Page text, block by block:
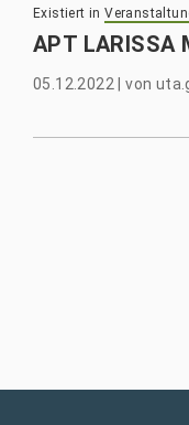
Existiert in
APT LARISSA
05.12.2022 |von